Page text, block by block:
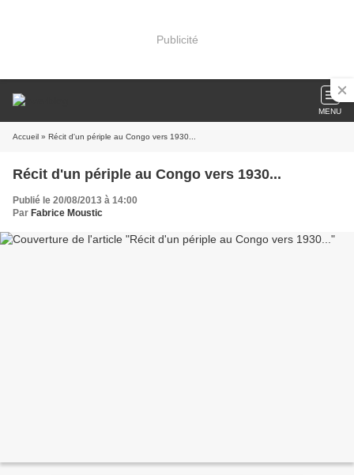
Publicité
MENU
Accueil » Récit d'un périple au Congo vers 1930...
Récit d'un périple au Congo vers 1930...
Publié le 20/08/2013 à 14:00
Par Fabrice Moustic